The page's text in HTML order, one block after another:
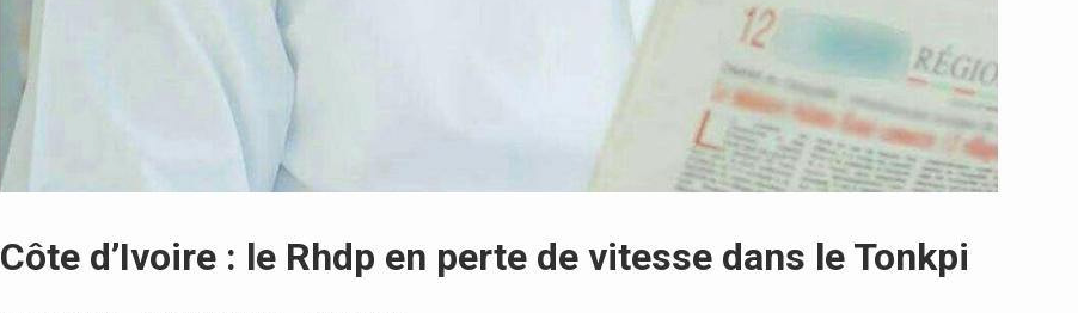
Côte d’Ivoire : le Rhdp en perte de vitesse dans le Tonkpi